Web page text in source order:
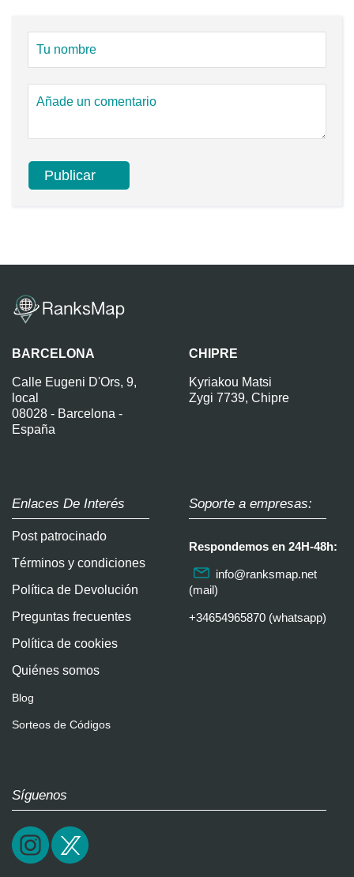
BARCELONA
Calle Eugeni D'Ors, 9,
local
08028 - Barcelona -
España
CHIPRE
Kyriakou Matsi
Zygi 7739, Chipre
Enlaces De Interés
Post patrocinado
Términos y condiciones
Política de Devolución
Preguntas frecuentes
Política de cookies
Quiénes somos
Blog
Sorteos de Códigos
Soporte a empresas:
Respondemos en 24H-48h:
info@ranksmap.net
(mail)
+34654965870 (whatsapp)
Síguenos